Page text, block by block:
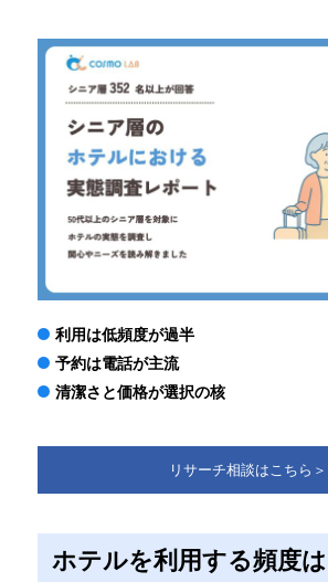
利用は低頻度が過半
予約は電話が主流
清潔さと価格が選択の核
リサーチ相談はこちら＞
ホテルを利用する頻度